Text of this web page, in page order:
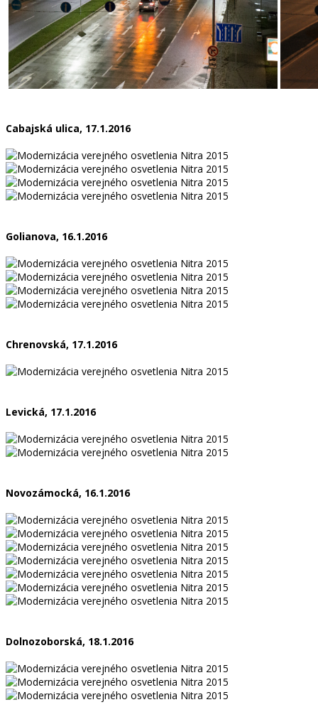
Cabajská ulica, 17.1.2016
Golianova, 16.1.2016
Chrenovská, 17.1.2016
Levická, 17.1.2016
Novozámocká, 16.1.2016
Dolnozoborská, 18.1.2016